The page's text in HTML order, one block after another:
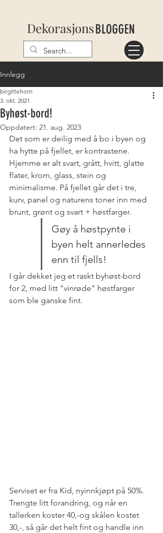
DekorasjonsBLOGGEN
Innlegg
Byhøst-bord!
birgittehorn
3. okt. 2021
Oppdatert: 21. aug. 2023
Det som er deilig med å bo i byen og
ha hytte på fjellet, er kontrastene.
Hjemme er alt svart, grått, hvitt, glatte
flater, krom, glass, stein og
minimalisme. På fjellet går det i tre,
kurv, panel og naturens toner inn med
brunt, grønt og svart + høstfarger.
Gøy å høstpynte i
byen helt annerledes
enn til fjells!
I går dekket jeg et raskt byhøst-bord
for 2, med litt "vinrøde" høstfarger
som ble ganske fint.
Serviset er fra Kid, nyinnkjøpt på 50%.
Trengte litt forandring, og når en
tallerken koster 40,-og skålen kostet
30,-, så går det helt fint og handle inn